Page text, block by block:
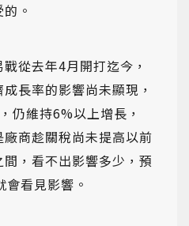
。
從去年4月開打迄今，
長率的影響尚未顯現，
仍維持6%以上增長，
商趁關稅尚未提高以前
，看不出影響多少，預
看見影響。